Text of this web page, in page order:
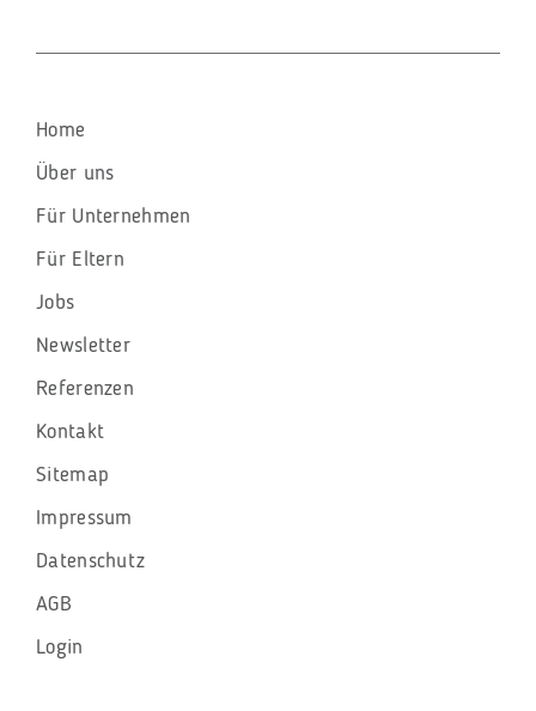
Navigation
überspringen
Home
Über uns
Für Unternehmen
Für Eltern
Jobs
Newsletter
Referenzen
Kontakt
Sitemap
Impressum
Datenschutz
AGB
Login